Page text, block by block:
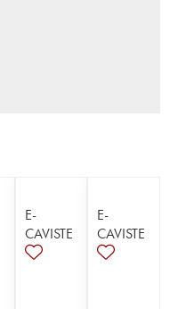
E-
CAVISTE
E-
CAVISTE